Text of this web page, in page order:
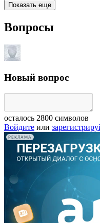
Показать еще
Вопросы
Новый вопрос
осталось 2800 символов
Войдите или
РЕКЛАМА